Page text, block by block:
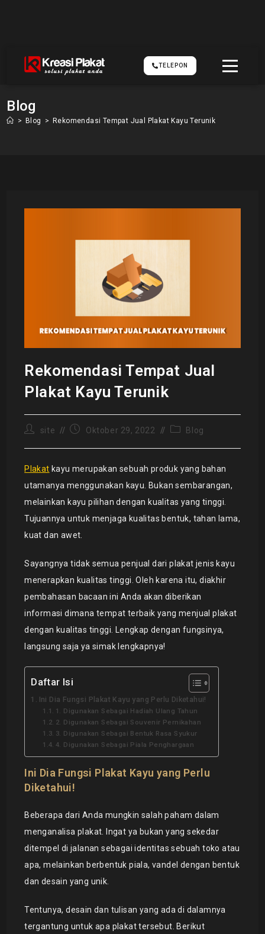
TELEPON
Blog
> Blog > Rekomendasi Tempat Jual Plakat Kayu Terunik
Rekomendasi Tempat Jual
Plakat Kayu Terunik
site Oktober 29, 2022 Blog
Plakat kayu merupakan sebuah produk yang bahan
utamanya menggunakan kayu. Bukan sembarangan,
melainkan kayu pilihan dengan kualitas yang tinggi.
Tujuannya untuk menjaga kualitas bentuk, tahan lama,
kuat dan awet.
Sayangnya tidak semua penjual dari plakat jenis kayu
menerapkan kualitas tinggi. Oleh karena itu, diakhir
pembahasan bacaan ini Anda akan diberikan
informasi dimana tempat terbaik yang menjual plakat
dengan kualitas tinggi. Lengkap dengan fungsinya,
langsung saja ya simak lengkapnya!
Daftar Isi
Ini Dia Fungsi Plakat Kayu yang Perlu Diketahui!
1. Digunakan Sebagai Hadiah Ulang Tahun
2. Digunakan Sebagai Souvenir Pernikahan
3. Digunakan Sebagai Bentuk Rasa Syukur
4. Digunakan Sebagai Piala Penghargaan
Ini Dia Fungsi Plakat Kayu yang Perlu
Diketahui!
Beberapa dari Anda mungkin salah paham dalam
menganalisa plakat. Ingat ya bukan yang sekedar
ditempel di jalanan sebagai identitas sebuah toko atau
apa, melainkan berbentuk piala, vandel dengan bentuk
dan desain yang unik.
Tentunya, desain dan tulisan yang ada di dalamnya
tergantung untuk apa plakat tersebut. Berikut